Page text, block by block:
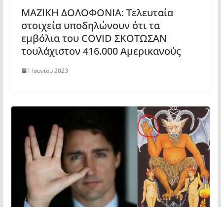
ΜΑΖΙΚΗ ΔΟΛΟΦΟΝΙΑ: Τελευταία
στοιχεία υποδηλώνουν ότι τα
εμβόλια του COVID ΣΚΟΤΩΣΑΝ
τουλάχιστον 416.000 Αμερικανούς
1 Ιουνίου 2023